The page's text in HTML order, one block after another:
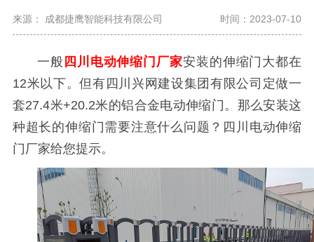
来源： 成都捷鹰智能科技有限公司 时间：2023-07-10
一般 四川电动伸缩门厂家安装的伸缩门大都在
12米以下。但有四川兴网建设集团有限公司定做一
套27.4米+20.2米的铝合金电动伸缩门。那么安装这
种超长的伸缩门需要注意什么问题？四川电动伸缩
门厂家给您提示。